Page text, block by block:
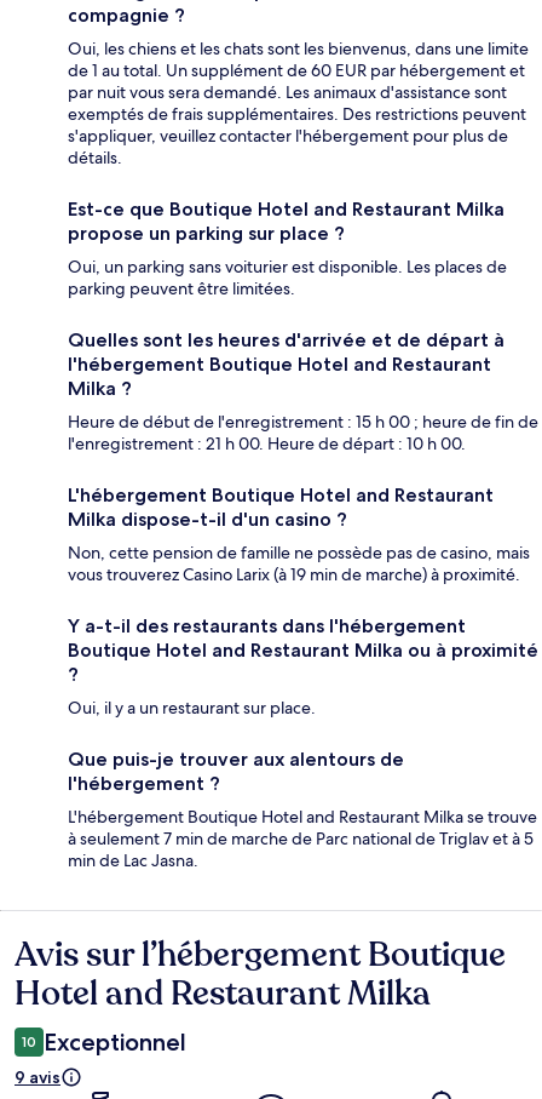
compagnie ?
Oui, les chiens et les chats sont les bienvenus, dans une limite
de 1 au total. Un supplément de 60 EUR par hébergement et
par nuit vous sera demandé. Les animaux d'assistance sont
exemptés de frais supplémentaires. Des restrictions peuvent
s'appliquer, veuillez contacter l'hébergement pour plus de
détails.
Est-ce que Boutique Hotel and Restaurant Milka
propose un parking sur place ?
Oui, un parking sans voiturier est disponible. Les places de
parking peuvent être limitées.
Quelles sont les heures d'arrivée et de départ à
l'hébergement Boutique Hotel and Restaurant
Milka ?
Heure de début de l'enregistrement : 15 h 00 ; heure de fin de
l'enregistrement : 21 h 00. Heure de départ : 10 h 00.
L'hébergement Boutique Hotel and Restaurant
Milka dispose-t-il d'un casino ?
Non, cette pension de famille ne possède pas de casino, mais
vous trouverez Casino Larix (à 19 min de marche) à proximité.
Y a-t-il des restaurants dans l'hébergement
Boutique Hotel and Restaurant Milka ou à proximité
?
Oui, il y a un restaurant sur place.
Que puis-je trouver aux alentours de
l'hébergement ?
L'hébergement Boutique Hotel and Restaurant Milka se trouve
à seulement 7 min de marche de Parc national de Triglav et à 5
min de Lac Jasna.
Avis
Avis sur l’hébergement Boutique
Hotel and Restaurant Milka
10 Exceptionnel
9 avis